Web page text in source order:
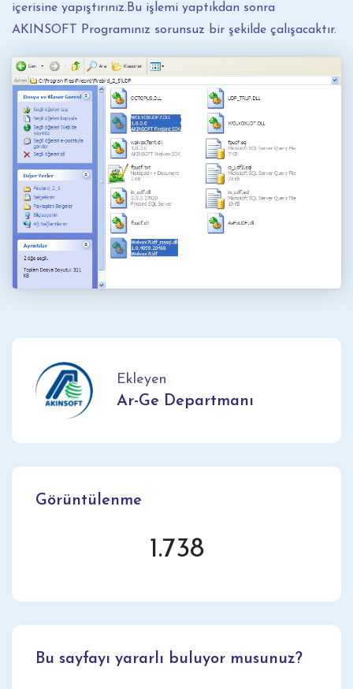
içerisine yapıştırınız.Bu işlemi yaptıkdan sonra
AKINSOFT Programınız sorunsuz bir şekilde çalışacaktır.
Ekleyen
Ar-Ge Departmanı
Görüntülenme
1.738
Bu sayfayı yararlı buluyor musunuz?